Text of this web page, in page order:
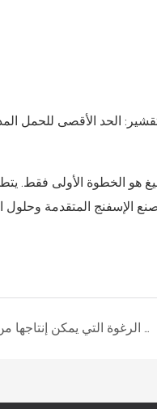
الحد الأقصى للحمل
هو الخطوة الأولى فقط.
كم عدد متر مكعب من الرغوة التي يمكن إنتاجها من طن واحد من المواد الخام PU؟